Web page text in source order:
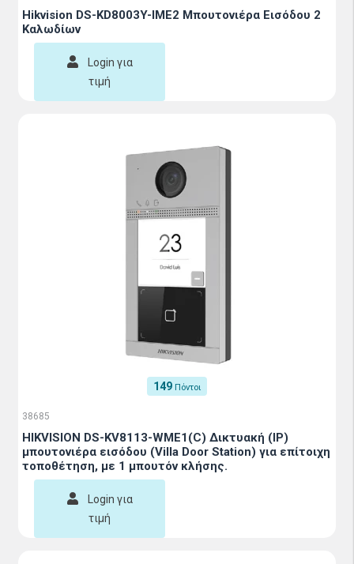
Hikvision DS-KD8003Y-IME2 Μπουτονιέρα Εισόδου 2
Καλωδίων
Login για
τιμή
149 Πόντοι
38685
HIKVISION DS-KV8113-WME1(C) Δικτυακή (IP)
μπουτονιέρα εισόδου (Villa Door Station) για επίτοιχη
τοποθέτηση, με 1 μπουτόν κλήσης.
Login για
τιμή